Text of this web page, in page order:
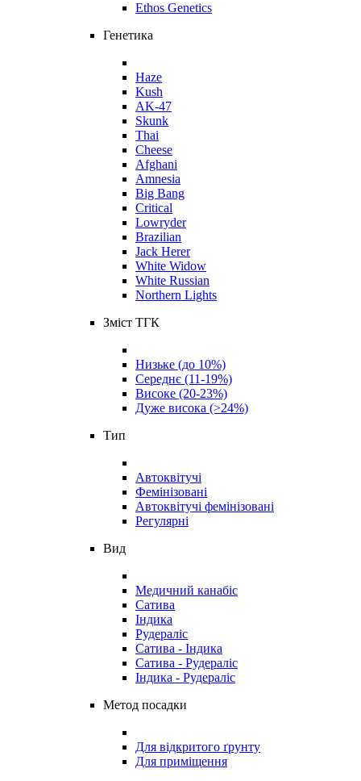
Ethos Genetics
Генетика
Haze
Kush
AK-47
Skunk
Thai
Cheese
Afghani
Amnesia
Big Bang
Critical
Lowryder
Brazilian
Jack Herer
White Widow
White Russian
Northern Lights
Зміст ТГК
Низьке (до 10%)
Середнє (11-19%)
Високе (20-23%)
Дуже висока (>24%)
Тип
Автоквітучі
Фемінізовані
Автоквітучі фемінізовані
Регулярні
Вид
Медичний канабіс
Сатива
Індика
Рудераліс
Сатива - Індика
Сатива - Рудераліс
Індика - Рудераліс
Метод посадки
Для відкритого ґрунту
Для приміщення